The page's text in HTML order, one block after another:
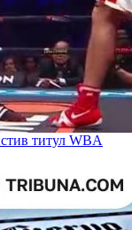
титул WBA